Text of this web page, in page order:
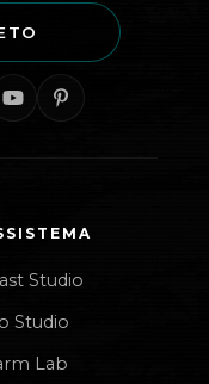
Studio
Studio
Lab